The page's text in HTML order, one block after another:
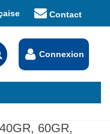
Contact
Connexion
60GR,